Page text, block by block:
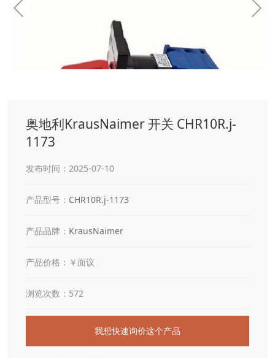
奥地利KrausNaimer 开关 CHR10R.j-
1173
发布时间：2025-07-10
产品型号： CHR10R.j-1173
产品品牌： KrausNaimer
产品价格：￥面议
浏览次数：572
我想快速询价这个产品